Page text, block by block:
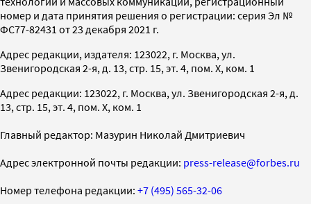
номер и дата принятия решения о регистрации: серия Эл №
ФС77-82431 от 23 декабря 2021 г.
Адрес редакции, издателя: 123022, г. Москва, ул.
Звенигородская 2-я, д. 13, стр. 15, эт. 4, пом. X, ком. 1
Адрес редакции: 123022, г. Москва, ул. Звенигородская 2-я, д.
13, стр. 15, эт. 4, пом. X, ком. 1
Главный редактор: Мазурин Николай Дмитриевич
Адрес электронной почты редакции: press-release@forbes.ru
Номер телефона редакции: +7 (495) 565-32-06